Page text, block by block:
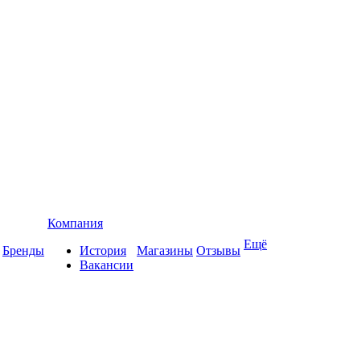
Бренды
Компания
История
Вакансии
Магазины Отзывы Ещё